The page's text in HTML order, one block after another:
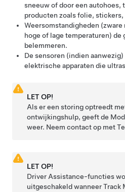
sneeuw of door een autohoes,
producten zoals folie,
Weersomstandigheden
hoge of lage temperaturen) de
belemmeren.
De sensoren (indien
elektrische apparaten die
LET OP!
Als er een storing optreedt
ontwijkingshulp, geeft de
weer. Neem contact op met
LET OP!
Driver Assistance-functies
uitgeschakeld wanneer Track